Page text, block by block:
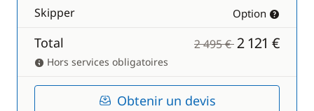
Skipper Option
Total 2 495 €2 121 €
Hors services obligatoires
Obtenir un devis